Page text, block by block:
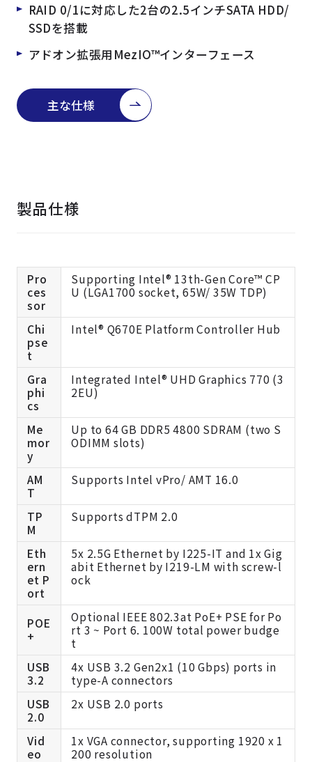
RAID 0/1に対応した2台の2.5インチSATA HDD/
SSDを搭載
アドオン拡張用MezIO™インターフェース
主な仕様
製品仕様
Pro
ces
sor
Supporting Intel® 13th-Gen Core™ CP
U (LGA1700 socket, 65W/ 35W TDP)
Chi
pse
t
Intel® Q670E Platform Controller Hub
Gra
phi
cs
Integrated Intel® UHD Graphics 770 (3
2EU)
Me
mor
y
Up to 64 GB DDR5 4800 SDRAM (two S
ODIMM slots)
AM
T
Supports Intel vPro/ AMT 16.0
TP
M
Supports dTPM 2.0
Eth
ern
et P
ort
5x 2.5G Ethernet by I225-IT and 1x Gig
abit Ethernet by I219-LM with screw-l
ock
POE
+
Optional IEEE 802.3at PoE+ PSE for Po
rt 3 ~ Port 6. 100W total power budge
t
USB
3.2
4x USB 3.2 Gen2x1 (10 Gbps) ports in
type-A connectors
USB
2.0
2x USB 2.0 ports
Vid
eo
1x VGA connector, supporting 1920 x 1
200 resolution